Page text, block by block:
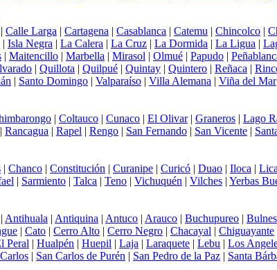
| Calle Larga | Cartagena | Casablanca | Catemu | Chincolco |
| Isla Negra | La Calera | La Cruz | La Dormida | La Ligua |
| Maitencillo | Marbella | Mirasol | Olmué | Papudo |
| Quillota | Quilpué | Quintay | Quintero | Reñaca |
| Santo Domingo | Valparaíso | Villa Alemana | Viña del Mar
| Coltauco | Cunaco | El Olivar| Graneros | Lago
| Rancagua | Rapel | Rengo | San Fernando | San Vicente |
| Chanco | Constitución | Curanipe | Curicó | Duao | Iloca |
| Sarmiento | Talca | Teno | Vichuquén | Vilches | Yerbas
| Antihuala | Antiquina | Antuco | Arauco | Buchupureo | Bulnes
| Cato | Cerro Alto | Cerro Negro | Chacayal | Chiguayante
Peral | Hualpén | Huepil | Laja | Laraquete | Lebu | Los
| San Carlos de Purén | San Pedro de la Paz | Santa